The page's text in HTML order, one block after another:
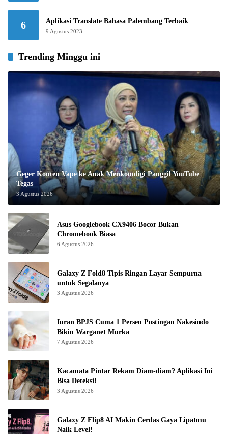
6 Aplikasi Translate Bahasa Palembang Terbaik
9 Agustus 2023
Trending Minggu ini
Geger Konten Vape ke Anak Menkomdigi Panggil YouTube
Tegas
3 Agustus 2026
Asus Googlebook CX9406 Bocor Bukan
Chromebook Biasa
6 Agustus 2026
Galaxy Z Fold8 Tipis Ringan Layar Sempurna
untuk Segalanya
3 Agustus 2026
Iuran BPJS Cuma 1 Persen Postingan Nakesindo
Bikin Warganet Murka
7 Agustus 2026
Kacamata Pintar Rekam Diam-diam? Aplikasi Ini
Bisa Deteksi!
3 Agustus 2026
Galaxy Z Flip8 AI Makin Cerdas Gaya Lipatmu
Naik Level!